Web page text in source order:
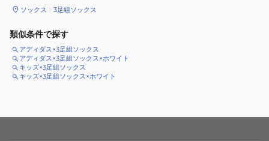
ソックス 3足組ソックス
類似条件で探す
アディダス×3足組ソックス
アディダス×3足組ソックス×ホワイト
キッズ×3足組ソックス
キッズ×3足組ソックス×ホワイト